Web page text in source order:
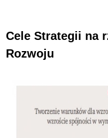
Cele Strategii na
Rozwoju